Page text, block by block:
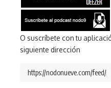
O suscríbete con tu
siguiente dirección